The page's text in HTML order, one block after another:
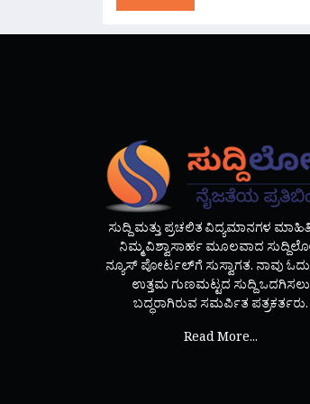
ಸುದ್ದಿ ಮತ್ತು ಪ್ರಚಲಿತ ವಿದ್ಯಮಾನಗಳ
ನಿಮ್ಮ ವಿಶ್ವಾಸಾರ್ಹ ಮೂಲವಾದ
ನ್ಯೂಸ್ ಪೋರ್ಟಲ್‌ಗೆ ಸುಸ್ವಾಗತ. ನಾವು
ಉತ್ತಮ ಗುಣಮಟ್ಟದ ಸುದ್ದಿ ಒದಗಿಸಲು
ಬದ್ಧರಾಗಿರುವ ಸಮರ್ಪಿತ ಪತ್ರಕರ್ತರು.
Read More...